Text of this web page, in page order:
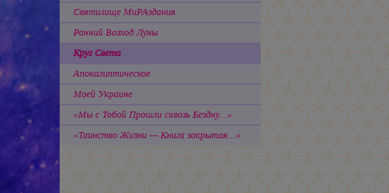
Святилище МиРАздания
Ранний Возход Луны
Круг Света
Апокалиптическое
Моей Украине
«Мы с Тобой Прошли сквозь Бездну...»
«Таинство Жизни — Книга закрытая...»